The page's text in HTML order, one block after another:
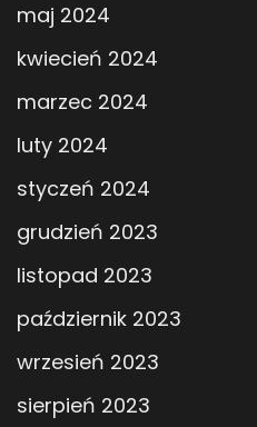
maj 2024
kwiecień 2024
marzec 2024
luty 2024
styczeń 2024
grudzień 2023
listopad 2023
październik 2023
wrzesień 2023
sierpień 2023